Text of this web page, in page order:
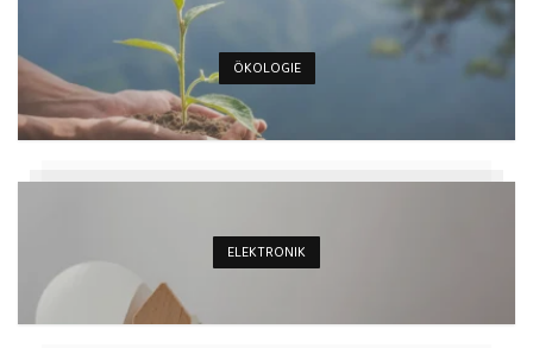
ÖKOLOGIE
ELEKTRONIK